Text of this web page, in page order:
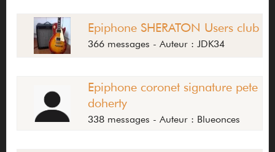
Epiphone SHERATON Users club
366 messages - Auteur : JDK34
Epiphone coronet signature pete
doherty
338 messages - Auteur : Blueonces